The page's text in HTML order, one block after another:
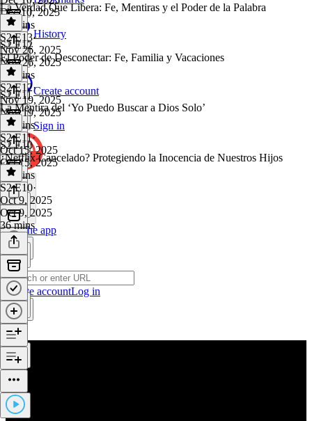
History
Create account
Sign in
Get the app
Create accountLog in
Dec 10, 2025
44 mins
La Verdad Que Libera: Fe, Mentiras y el Poder de la Palabra
S2 E13·
Nov 26, 2025
Nov 26, 2025
40 mins
S2 E12
El Poder de Desconectar: Fe, Familia y Vacaciones
S2 E12·
Nov 19, 2025
Nov 19, 2025
38 mins
S2 E11
La Mentira del ‘Yo Puedo Buscar a Dios Solo’
S2 E11·
Oct 15, 2025
Oct 15, 2025
33 mins
S2 E10
¿Netflix Cancelado? Protegiendo la Inocencia de Nuestros Hijos
S2 E10·
Oct 9, 2025
Oct 9, 2025
36 mins